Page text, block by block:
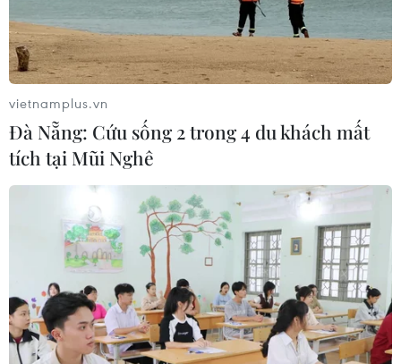
TIN CÙNG CHUYÊN MỤC
Hà Nội: Xử lý dứt điểm 3 vụ việc vi
phạm tại hồ Đồng Đò trước 30/9
vietnamplus.vn
Đà Nẵng: Cứu sống 2 trong 4 du khách mất
tích tại Mũi Nghê